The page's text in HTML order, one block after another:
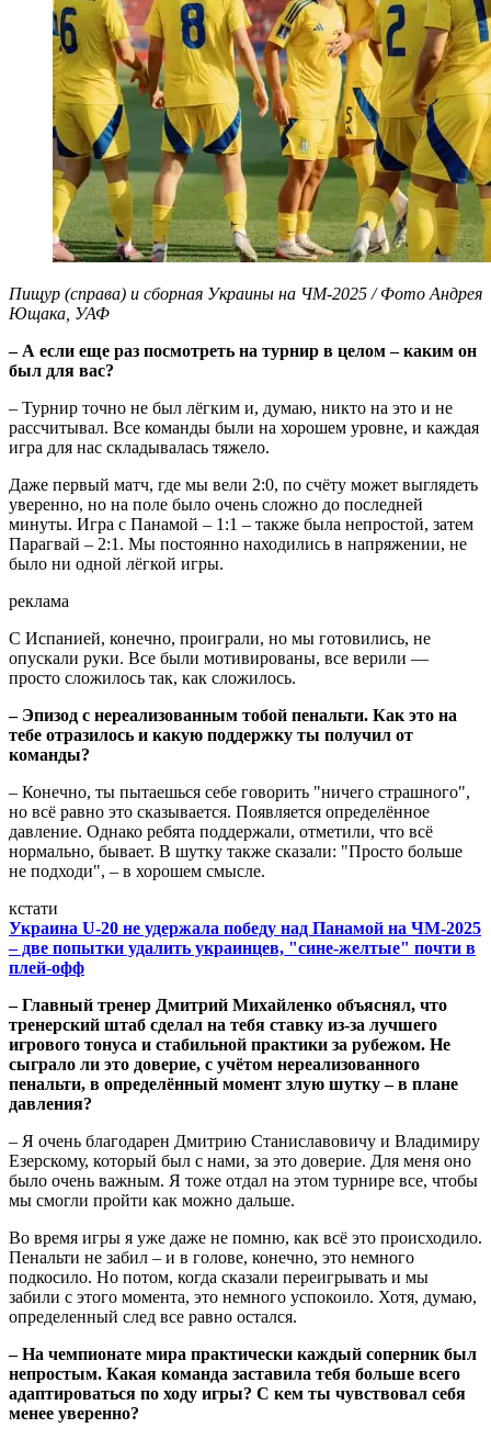
Пищур (справа) и сборная Украины на ЧМ-2025 / Фото Андрея
Ющака, УАФ
– А если еще раз посмотреть на турнир в целом – каким он
был для вас?
– Турнир точно не был лёгким и, думаю, никто на это и не
рассчитывал. Все команды были на хорошем уровне, и каждая
игра для нас складывалась тяжело.
Даже первый матч, где мы вели 2:0, по счёту может выглядеть
уверенно, но на поле было очень сложно до последней
минуты. Игра с Панамой – 1:1 – также была непростой, затем
Парагвай – 2:1. Мы постоянно находились в напряжении, не
было ни одной лёгкой игры.
реклама
С Испанией, конечно, проиграли, но мы готовились, не
опускали руки. Все были мотивированы, все верили —
просто сложилось так, как сложилось.
– Эпизод с нереализованным тобой пенальти. Как это на
тебе отразилось и какую поддержку ты получил от
команды?
– Конечно, ты пытаешься себе говорить "ничего страшного",
но всё равно это сказывается. Появляется определённое
давление. Однако ребята поддержали, отметили, что всё
нормально, бывает. В шутку также сказали: "Просто больше
не подходи", – в хорошем смысле.
кстати
Украина U-20 не удержала победу над Панамой на ЧМ-2025
– две попытки удалить украинцев, "сине-желтые" почти в
плей-офф
– Главный тренер Дмитрий Михайленко объяснял, что
тренерский штаб сделал на тебя ставку из-за лучшего
игрового тонуса и стабильной практики за рубежом. Не
сыграло ли это доверие, с учётом нереализованного
пенальти, в определённый момент злую шутку – в плане
давления?
– Я очень благодарен Дмитрию Станиславовичу и Владимиру
Езерскому, который был с нами, за это доверие. Для меня оно
было очень важным. Я тоже отдал на этом турнире все, чтобы
мы смогли пройти как можно дальше.
Во время игры я уже даже не помню, как всё это происходило.
Пенальти не забил – и в голове, конечно, это немного
подкосило. Но потом, когда сказали переигрывать и мы
забили с этого момента, это немного успокоило. Хотя, думаю,
определенный след все равно остался.
– На чемпионате мира практически каждый соперник был
непростым. Какая команда заставила тебя больше всего
адаптироваться по ходу игры? С кем ты чувствовал себя
менее уверенно?